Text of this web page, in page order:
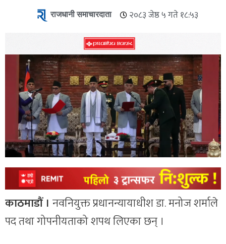
राजधानी समाचारदाता २०८३ जेष्ठ ५ गते १८:५३
काठमाडौं । नवनियुक्त प्रधानन्यायाधीश डा. मनोज शर्माले
पद तथा गोपनीयताको शपथ लिएका छन् ।